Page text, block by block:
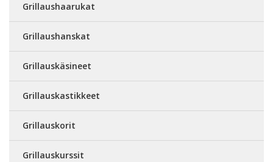
Grillaushaarukat
Grillaushanskat
Grillauskäsineet
Grillauskastikkeet
Grillauskorit
Grillauskurssit